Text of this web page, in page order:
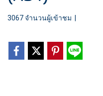
3067 จำนวนผู้เข้าชม